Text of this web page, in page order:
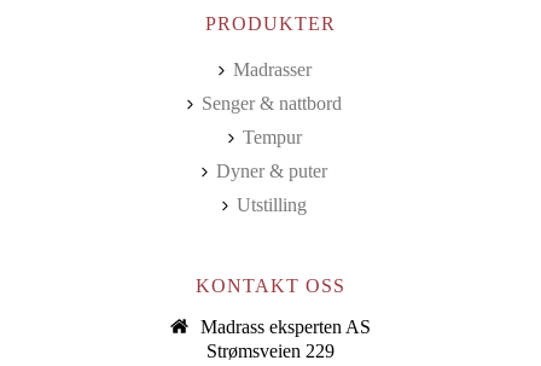
PRODUKTER
Madrasser
Senger & nattbord
Tempur
Dyner & puter
Utstilling
KONTAKT OSS
Madrass eksperten AS
Strømsveien 229